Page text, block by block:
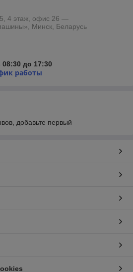
4 этаж, офис 26 —
Минск, Беларусь
08:30 до 17:30
работы
добавьте первый